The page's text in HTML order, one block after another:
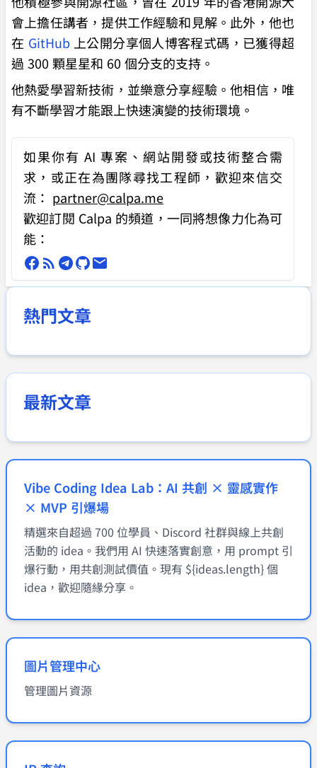
會上擔任講者，提供工作經驗和見解。此外，他也
在 GitHub上公開分享個人博客程式碼，已獲得超
過 300 顆星星和 60 個分支的支持。
他熱愛學習新技術，並樂意分享經驗。他相信，唯
有不斷學習才能跟上快速演變的技術環境。
如果你有AI 專案、網站開發或技術整合需
求 ，或正在為團隊尋找工程師，歡迎來信交
流： partner@calpa.me
歡迎訂閱 Calpa 的頻道，一同將想像力化為可
能：
熱門文章
最新文章
Vibe Coding Idea Lab：AI 共創 × 靈感實作
× MVP 引爆場
精選來自超過 700 位學員、Discord 社群與線上共創
活動的 idea。我們用 AI 快速落實創意，用 prompt 引
爆行動，用共創測試價值。現有 ${ideas.length} 個
idea，歡迎隨緣分享。
圖片管理中心
管理圖片資源